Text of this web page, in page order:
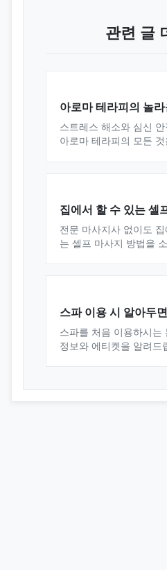
관련 글
아로마 테라피의 놀
스트레스 해소와 심신
아로마 테라피의 모든
집에서 할 수 있는 셀
전문 마사지사 없이도
는 셀프 마사지 방법을
스파 이용 시 알아두
스파를 처음 이용하시는
정보와 에티켓을 알려드